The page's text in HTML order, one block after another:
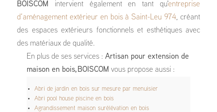
BOISCOM intervient également en tant qu'entreprise
d’aménagement extérieur en bois à Saint-Leu 974, créant
des espaces extérieurs fonctionnels et esthétiques avec
des matériaux de qualité.
En plus de ses services : Artisan pour extension de
maison en bois, BOISCOM vous propose aussi :
Abri de jardin en bois sur mesure par menuisier
Abri pool house piscine en bois
Agrandissement maison surélévation en bois